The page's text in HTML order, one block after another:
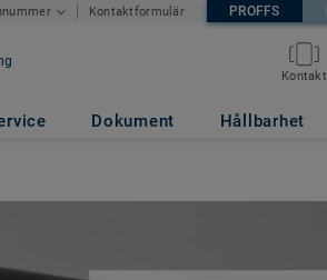
Kontaktformulär PROFFS
Kontakt
Dokument Hållbarhet